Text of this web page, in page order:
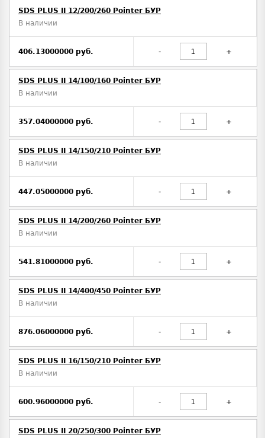
SDS PLUS II 12/200/260 Pointer БУР
В наличии
406.13000000 руб. - +
SDS PLUS II 14/100/160 Pointer БУР
В наличии
357.04000000 руб. - +
SDS PLUS II 14/150/210 Pointer БУР
В наличии
447.05000000 руб. - +
SDS PLUS II 14/200/260 Pointer БУР
В наличии
541.81000000 руб. - +
SDS PLUS II 14/400/450 Pointer БУР
В наличии
876.06000000 руб. - +
SDS PLUS II 16/150/210 Pointer БУР
В наличии
600.96000000 руб. - +
SDS PLUS II 20/250/300 Pointer БУР